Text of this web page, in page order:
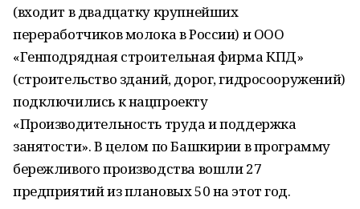
(входит в двадцатку крупнейших
переработчиков молока в России) и ООО
«Генподрядная строительная фирма КПД»
(строительство зданий, дорог, гидросооружений)
подключились к нацпроекту
«Производительность труда и поддержка
занятости». В целом по Башкирии в программу
бережливого производства вошли 27
предприятий из плановых 50 на этот год.